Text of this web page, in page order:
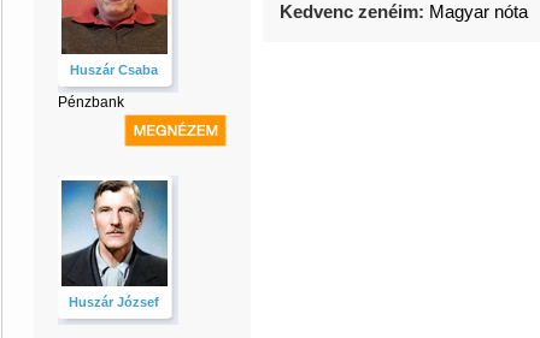
Huszár Csaba
Pénzbank
Huszár József
Kedvenc zenéim: Magyar nóta